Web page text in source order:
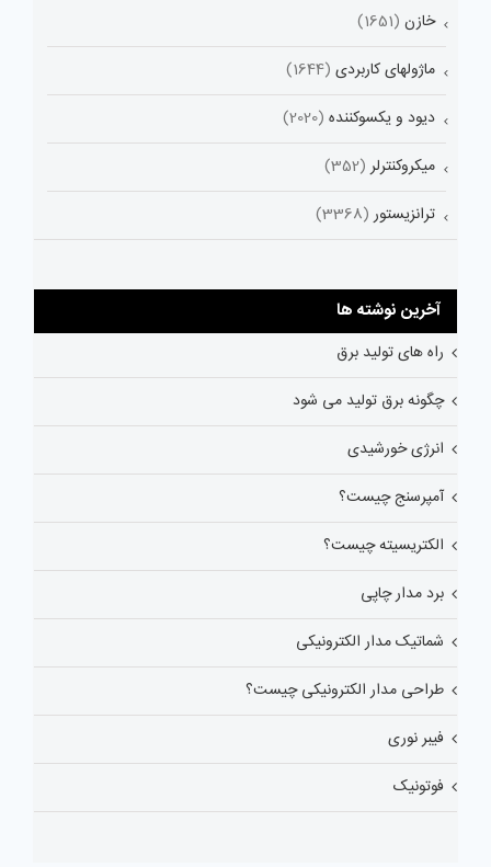
خازن (1651)
ماژولهای کاربردی (1644)
دیود و یکسوکننده (2020)
میکروکنترلر (352)
ترانزیستور (3368)
آخرین نوشته ها
راه های تولید برق
چگونه برق تولید می شود
انرژی خورشیدی
آمپرسنج چیست؟
الکتریسیته چیست؟
برد مدار چاپی
شماتیک مدار الکترونیکی
طراحی مدار الکترونیکی چیست؟
فیبر نوری
فوتونیک